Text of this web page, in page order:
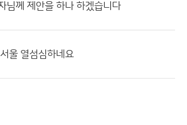
님께 제안을 하나 하겠습니다
울 열섬심하네요